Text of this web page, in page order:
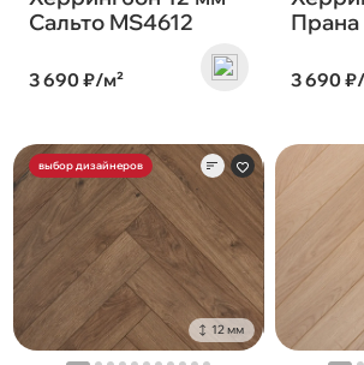
Сальто MS4612
3 690 ₽/м²
Прана
3 690
выбор дизайнеров
12 мм